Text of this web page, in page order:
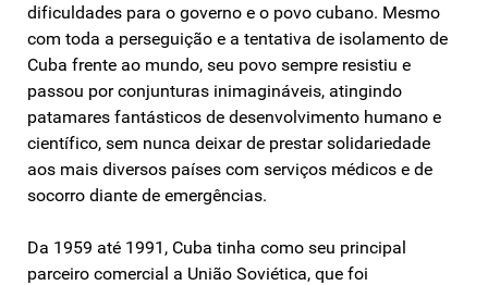
dificuldades para o governo e o povo cubano. Mesmo
com toda a perseguição e a tentativa de isolamento de
Cuba frente ao mundo, seu povo sempre resistiu e
passou por conjunturas inimagináveis, atingindo
patamares fantásticos de desenvolvimento humano e
científico, sem nunca deixar de prestar solidariedade
aos mais diversos países com serviços médicos e de
socorro diante de emergências.
Da 1959 até 1991, Cuba tinha como seu principal
parceiro comercial a União Soviética, que foi